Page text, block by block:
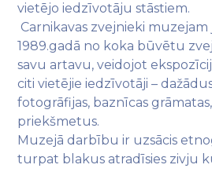
vietējo iedzīvotāju stāstiem.
Carnikavas zvejnieki
1989.gadā no koka būvētu
savu artavu, veidojot
citi vietējie iedzīvotāji –
fotogrāfijas, baznīcas
priekšmetus.
Muzejā darbību ir uzsācis
turpat blakus atradīsies zivju